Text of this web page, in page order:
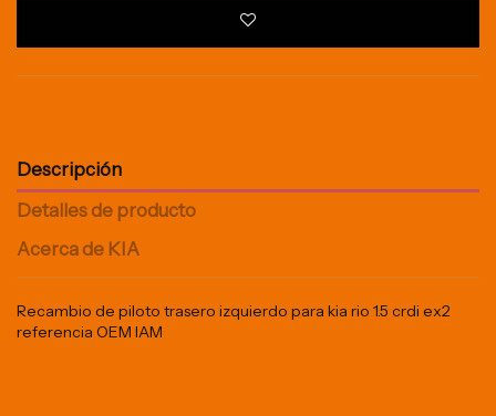
Descripción
Detalles de producto
Acerca de KIA
Recambio de piloto trasero izquierdo para kia rio 1.5 crdi ex2
referencia OEM IAM